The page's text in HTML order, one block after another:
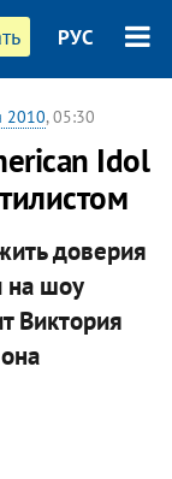
РУС
2010, 05:30
Idol
доверия
на шоу
Виктория